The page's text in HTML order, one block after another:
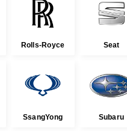
Rolls-Royce Seat
SsangYong Subaru